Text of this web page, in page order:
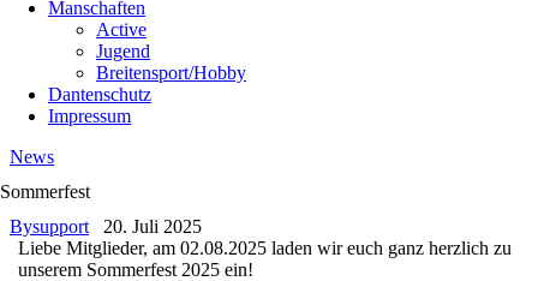
Manschaften
Active
Jugend
Breitensport/Hobby
Dantenschutz
Impressum
News
Sommerfest
Bysupport
20. Juli 2025
Liebe Mitglieder, am 02.08.2025 laden wir euch ganz herzlich zu
unserem Sommerfest 2025 ein!